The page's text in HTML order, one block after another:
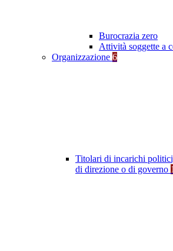
Burocrazia zero
Attività soggette a
Organizzazione 6
Titolari di incarichi
di direzione o di governo 1